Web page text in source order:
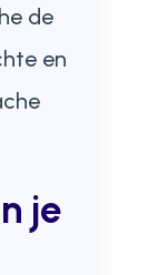
de
en
je